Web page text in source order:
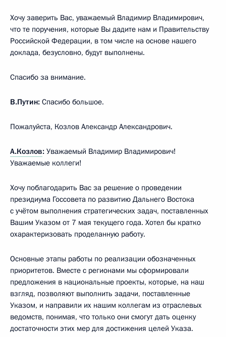
Хочу заверить Вас, уважаемый Владимир Владимирович,
что те поручения, которые Вы дадите нам и Правительству
Российской Федерации, в том числе на основе нашего
доклада, безусловно, будут выполнены.
Спасибо за внимание.
В.Путин: Спасибо большое.
Пожалуйста, Козлов Александр Александрович.
А.Козлов: Уважаемый Владимир Владимирович!
Уважаемые коллеги!
Хочу поблагодарить Вас за решение о проведении
президиума Госсовета по развитию Дальнего Востока
с учётом выполнения стратегических задач, поставленных
Вашим Указом от 7 мая текущего года. Хотел бы кратко
охарактеризовать проделанную работу.
Основные этапы работы по реализации обозначенных
приоритетов. Вместе с регионами мы сформировали
предложения в национальные проекты, которые, на наш
взгляд, позволяют выполнить задачи, поставленные
Указом, и направили их нашим коллегам из отраслевых
ведомств, понимая, что только они смогут дать оценку
достаточности этих мер для достижения целей Указа.